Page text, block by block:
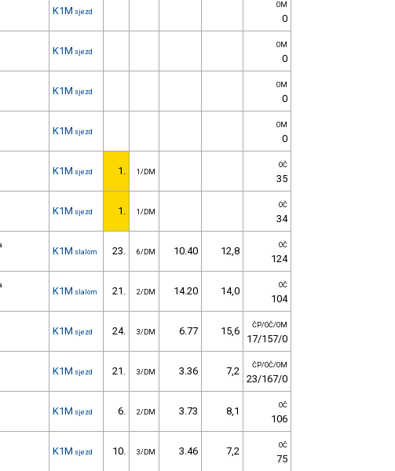
K1M sjezd
OM
0
K1M sjezd
OM
0
K1M sjezd
OM
0
K1M sjezd
OM
0
K1M sjezd 1. 1/DM
OČ
35
K1M sjezd 1. 1/DM
OČ
34
K1M slalom 23. 6/DM 10.40 12,8 OČ
124
K1M slalom 21. 2/DM 14.20 14,0 OČ
104
K1M sjezd 24. 3/DM 6.77 15,6 ČP/OČ/OM
17/157/0
K1M sjezd 21. 3/DM 3.36 7,2 ČP/OČ/OM
23/167/0
K1M sjezd 6. 2/DM 3.73 8,1 OČ
106
K1M sjezd 10. 3/DM 3.46 7,2 OČ
75